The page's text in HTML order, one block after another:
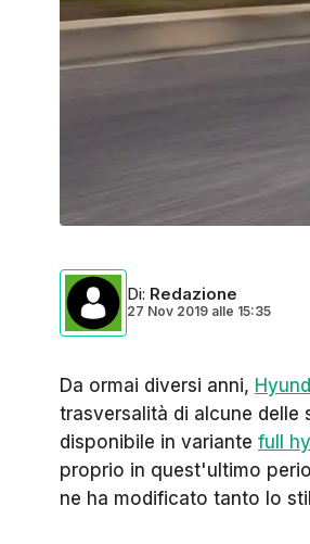
Di: Redazione
27 Nov 2019 alle 15:35
Da ormai diversi anni,
trasversalità di alcune delle
disponibile in variante full
proprio in quest'ultimo
ne ha modificato tanto lo